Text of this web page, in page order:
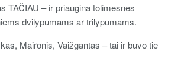
TAČIAU – ir priaugina tolimesnes
dvilypumams ar trilypumams.
Maironis, Vaižgantas – tai ir buvo tie